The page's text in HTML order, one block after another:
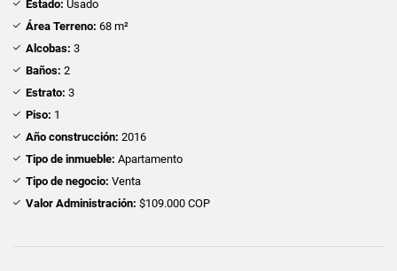
Estado: Usado
Área Terreno: 68 m²
Alcobas: 3
Baños: 2
Estrato: 3
Piso: 1
Año construcción: 2016
Tipo de inmueble: Apartamento
Tipo de negocio: Venta
Valor Administración: $109.000 COP